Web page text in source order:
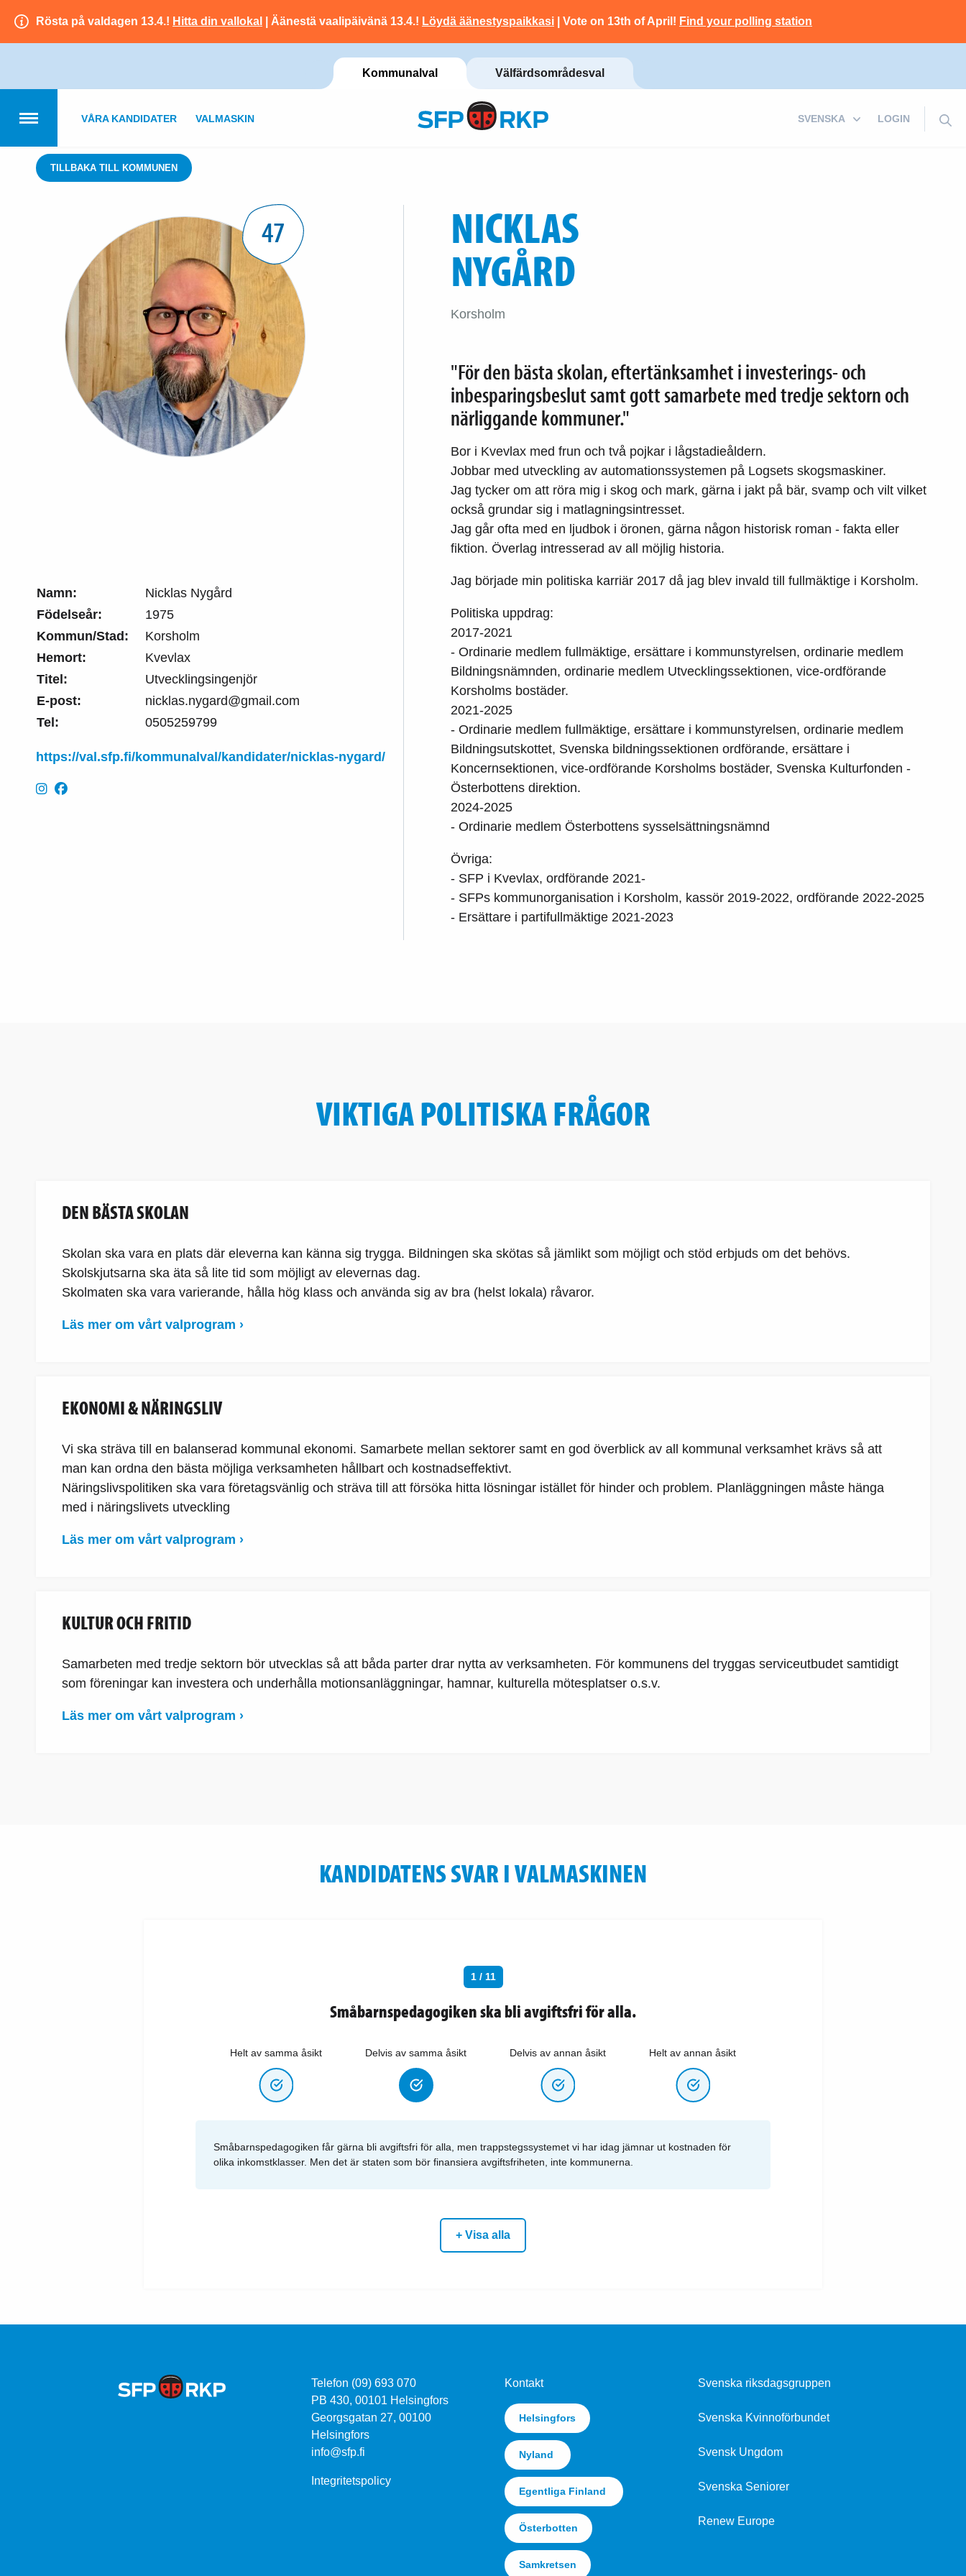
Rösta på valdagen 13.4.! Hitta din vallokal | Äänestä vaalipäivänä 13.4.! Löydä äänestyspaikkasi | Vote on 13th of April! Find your polling station
Kommunalval Välfärdsområdesval
LOGIN
VÅRA KANDIDATER VALMASKIN
TILLBAKA TILL KOMMUNEN
47
Namn:
Nicklas Nygård
Födelseår:
1975
Kommun/Stad:
Korsholm
Hemort:
Kvevlax
Titel:
Utvecklingsingenjör
E-post:
nicklas.nygard@gmail.com
Tel:
0505259799
https://val.sfp.fi/kommunalval/kandidater/nicklas-nygard/
NICKLAS
NYGÅRD
Korsholm
"För den bästa skolan, eftertänksamhet i investerings- och
inbesparingsbeslut samt gott samarbete med tredje sektorn och
närliggande kommuner."
Bor i Kvevlax med frun och två pojkar i lågstadieåldern.
Jobbar med utveckling av automationssystemen på Logsets skogsmaskiner.
Jag tycker om att röra mig i skog och mark, gärna i jakt på bär, svamp och vilt vilket
också grundar sig i matlagningsintresset.
Jag går ofta med en ljudbok i öronen, gärna någon historisk roman - fakta eller
fiktion. Överlag intresserad av all möjlig historia.
Jag började min politiska karriär 2017 då jag blev invald till fullmäktige i Korsholm.
Politiska uppdrag:
2017-2021
- Ordinarie medlem fullmäktige, ersättare i kommunstyrelsen, ordinarie medlem
Bildningsnämnden, ordinarie medlem Utvecklingssektionen, vice-ordförande
Korsholms bostäder.
2021-2025
- Ordinarie medlem fullmäktige, ersättare i kommunstyrelsen, ordinarie medlem
Bildningsutskottet, Svenska bildningssektionen ordförande, ersättare i
Koncernsektionen, vice-ordförande Korsholms bostäder, Svenska Kulturfonden -
Österbottens direktion.
2024-2025
- Ordinarie medlem Österbottens sysselsättningsnämnd
Övriga:
- SFP i Kvevlax, ordförande 2021-
- SFPs kommunorganisation i Korsholm, kassör 2019-2022, ordförande 2022-2025
- Ersättare i partifullmäktige 2021-2023
VIKTIGA POLITISKA FRÅGOR
DEN BÄSTA SKOLAN
Skolan ska vara en plats där eleverna kan känna sig trygga. Bildningen ska skötas så jämlikt som möjligt och stöd erbjuds om det behövs.
Skolskjutsarna ska äta så lite tid som möjligt av elevernas dag.
Skolmaten ska vara varierande, hålla hög klass och använda sig av bra (helst lokala) råvaror.
Läs mer om vårt valprogram ›
EKONOMI & NÄRINGSLIV
Vi ska sträva till en balanserad kommunal ekonomi. Samarbete mellan sektorer samt en god överblick av all kommunal verksamhet krävs så att
man kan ordna den bästa möjliga verksamheten hållbart och kostnadseffektivt.
Näringslivspolitiken ska vara företagsvänlig och sträva till att försöka hitta lösningar istället för hinder och problem. Planläggningen måste hänga
med i näringslivets utveckling
Läs mer om vårt valprogram ›
KULTUR OCH FRITID
Samarbeten med tredje sektorn bör utvecklas så att båda parter drar nytta av verksamheten. För kommunens del tryggas serviceutbudet samtidigt
som föreningar kan investera och underhålla motionsanläggningar, hamnar, kulturella mötesplatser o.s.v.
Läs mer om vårt valprogram ›
KANDIDATENS SVAR I VALMASKINEN
1 / 11
Småbarnspedagogiken ska bli avgiftsfri för alla.
Helt av samma åsikt Delvis av samma åsikt Delvis av annan åsikt Helt av annan åsikt
Småbarnspedagogiken får gärna bli avgiftsfri för alla, men trappstegssystemet vi har idag jämnar ut kostnaden för
olika inkomstklasser. Men det är staten som bör finansiera avgiftsfriheten, inte kommunerna.
+ Visa alla
Telefon (09) 693 070
PB 430, 00101 Helsingfors
Georgsgatan 27, 00100
Helsingfors
info@sfp.fi
Integritetspolicy
Kontakt
Helsingfors
Nyland
Egentliga Finland
Österbotten
Samkretsen
Svenska riksdagsgruppen
Svenska Kvinnoförbundet
Svensk Ungdom
Svenska Seniorer
Renew Europe